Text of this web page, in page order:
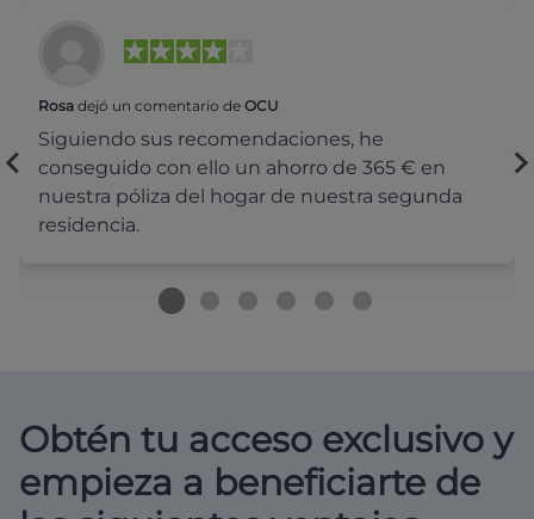
Rosa dejó un comentario de OCU
Siguiendo sus recomendaciones, he
conseguido con ello un ahorro de 365 € en
nuestra póliza del hogar de nuestra segunda
residencia.
Obtén tu acceso exclusivo y
empieza a beneficiarte de